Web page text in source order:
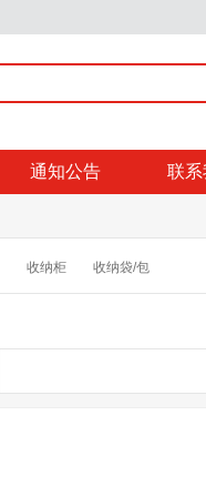
通知公告 联系
收纳柜 收纳袋/包